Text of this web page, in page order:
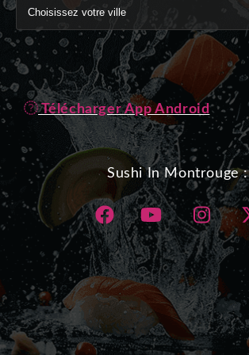
Télécharger App Android
Sushi In Montrouge :